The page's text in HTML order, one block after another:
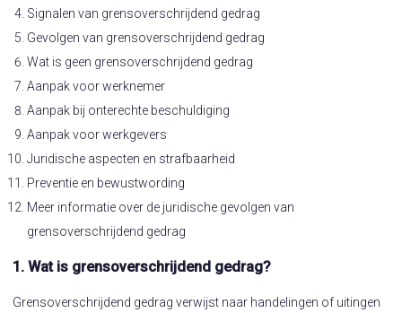
Signalen van grensoverschrijdend gedrag
Gevolgen van grensoverschrijdend gedrag
Wat is geen grensoverschrijdend gedrag
Aanpak voor werknemer
Aanpak bij onterechte beschuldiging
Aanpak voor werkgevers
Juridische aspecten en strafbaarheid
Preventie en bewustwording
Meer informatie over de juridische gevolgen van
grensoverschrijdend gedrag
1. Wat is grensoverschrijdend gedrag?
Grensoverschrijdend gedrag verwijst naar handelingen of uitingen